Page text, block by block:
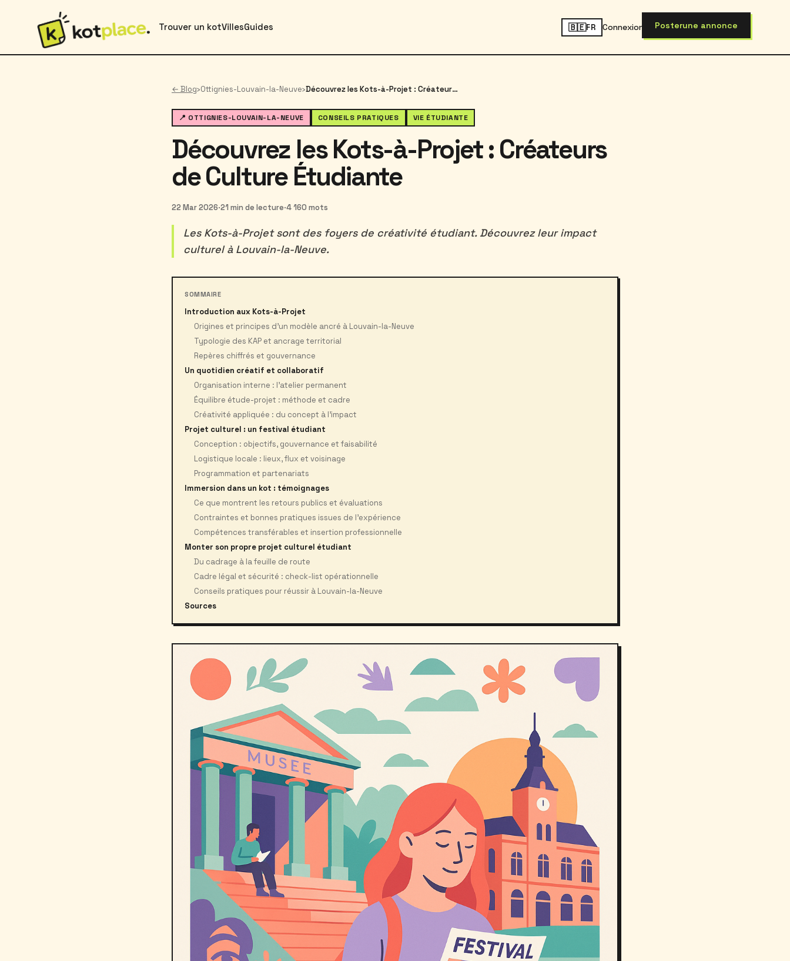
Trouver un kotVillesGuides 🇧🇪FR Connexion Posterune annonce
← Blog›Ottignies-Louvain-la-Neuve› Découvrez les Kots-à-Projet : Créateurs de Culture Étudiante
📍 OTTIGNIES-LOUVAIN-LA-NEUVE CONSEILS PRATIQUES VIE ÉTUDIANTE
Découvrez les Kots-à-Projet : Créateurs
de Culture Étudiante
22 Mar 2026·21 min de lecture·4 160 mots
Les Kots-à-Projet sont des foyers de créativité étudiant. Découvrez leur impact
culturel à Louvain-la-Neuve.
SOMMAIRE
Introduction aux Kots-à-Projet
Origines et principes d’un modèle ancré à Louvain-la-Neuve
Typologie des KAP et ancrage territorial
Repères chiffrés et gouvernance
Un quotidien créatif et collaboratif
Organisation interne : l’atelier permanent
Équilibre étude-projet : méthode et cadre
Créativité appliquée : du concept à l’impact
Projet culturel : un festival étudiant
Conception : objectifs, gouvernance et faisabilité
Logistique locale : lieux, flux et voisinage
Programmation et partenariats
Immersion dans un kot : témoignages
Ce que montrent les retours publics et évaluations
Contraintes et bonnes pratiques issues de l’expérience
Compétences transférables et insertion professionnelle
Monter son propre projet culturel étudiant
Du cadrage à la feuille de route
Cadre légal et sécurité : check-list opérationnelle
Conseils pratiques pour réussir à Louvain-la-Neuve
Sources